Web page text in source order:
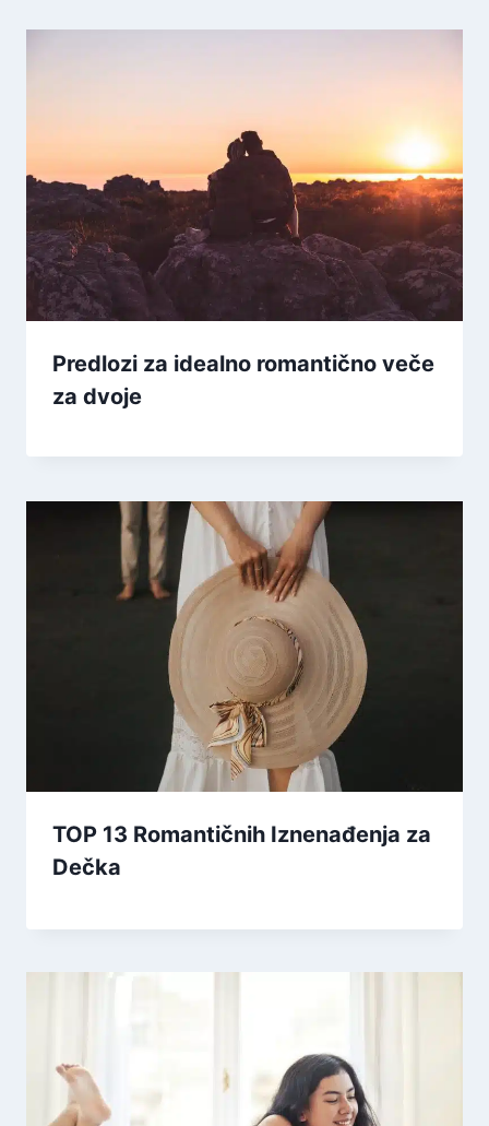
Predlozi za idealno romantično veče
za dvoje
TOP 13 Romantičnih Iznenađenja za
Dečka